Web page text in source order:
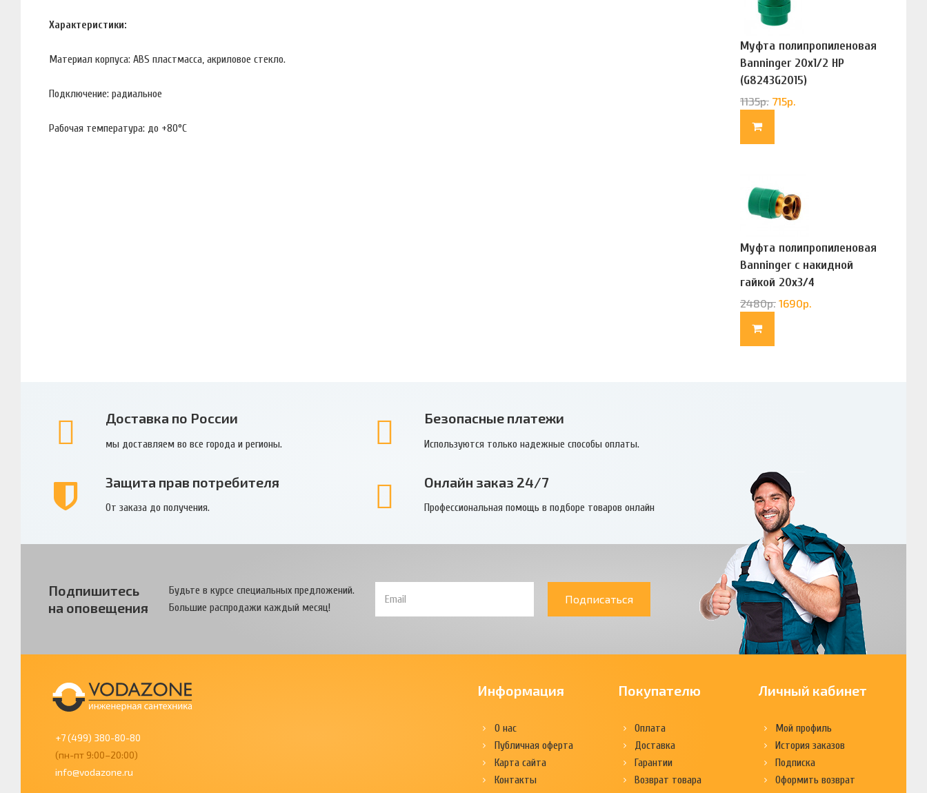
Характеристики:
Материал корпуса: ABS пластмасса, акриловое стекло.
Подключение: радиальное
Рабочая температура: до +80°С
Муфта полипропиленовая
Banninger 20х1/2 НР
(G8243G2015)
1135р. 715р.
Муфта полипропиленовая
Banninger с накидной
гайкой 20х3/4
(G83322020)
2480р. 1690р.
Доставка по России
мы доставляем во все города и регионы.
Безопасные платежи
Используются только надежные способы оплаты.
Защита прав потребителя
От заказа до получения.
Онлайн заказ 24/7
Профессиональная помощь в подборе товаров онлайн
Подпишитесь
на оповещения
Будьте в курсе специальных предложений.
Большие распродажи каждый месяц!
Подписаться
+7 (499) 380-80-80
(пн-пт 9:00–20:00)
info@vodazone.ru
Информация
О нас
Публичная оферта
Карта сайта
Контакты
Покупателю
Оплата
Доставка
Гарантии
Возврат товара
Личный кабинет
Мой профиль
История заказов
Подписка
Оформить возврат